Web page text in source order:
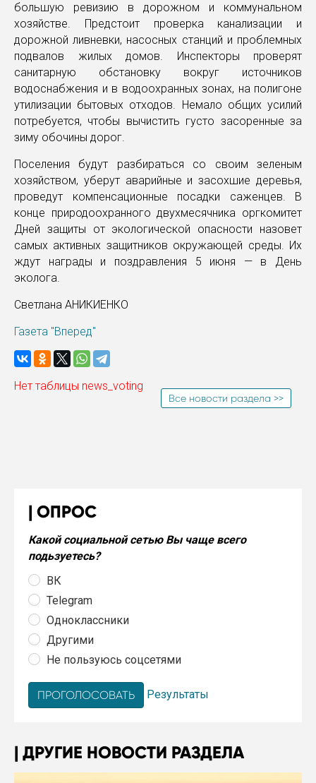
большую ревизию в дорожном и коммунальном
хозяйстве. Предстоит проверка канализации и
дорожной ливневки, насосных станций и проблемных
подвалов жилых домов. Инспекторы проверят
санитарную обстановку вокруг источников
водоснабжения и в водоохранных зонах, на полигоне
утилизации бытовых отходов. Немало общих усилий
потребуется, чтобы вычистить густо засоренные за
зиму обочины дорог.
Поселения будут разбираться со своим зеленым
хозяйством, уберут аварийные и засохшие деревья,
проведут компенсационные посадки саженцев. В
конце природоохранного двухмесячника оргкомитет
Дней защиты от экологической опасности назовет
самых активных защитников окружающей среды. Их
ждут награды и поздравления 5 июня — в День
эколога.
Светлана АНИКИЕНКО
Газета "Вперед"
Нет таблицы news_voting
Все новости раздела >>
ОПРОС
Какой социальной сетью Вы чаще всего
подьзуетесь?
ВК
Telegram
Одноклассники
Другими
Не пользуюсь соцсетями
Результаты
ДРУГИЕ НОВОСТИ РАЗДЕЛА